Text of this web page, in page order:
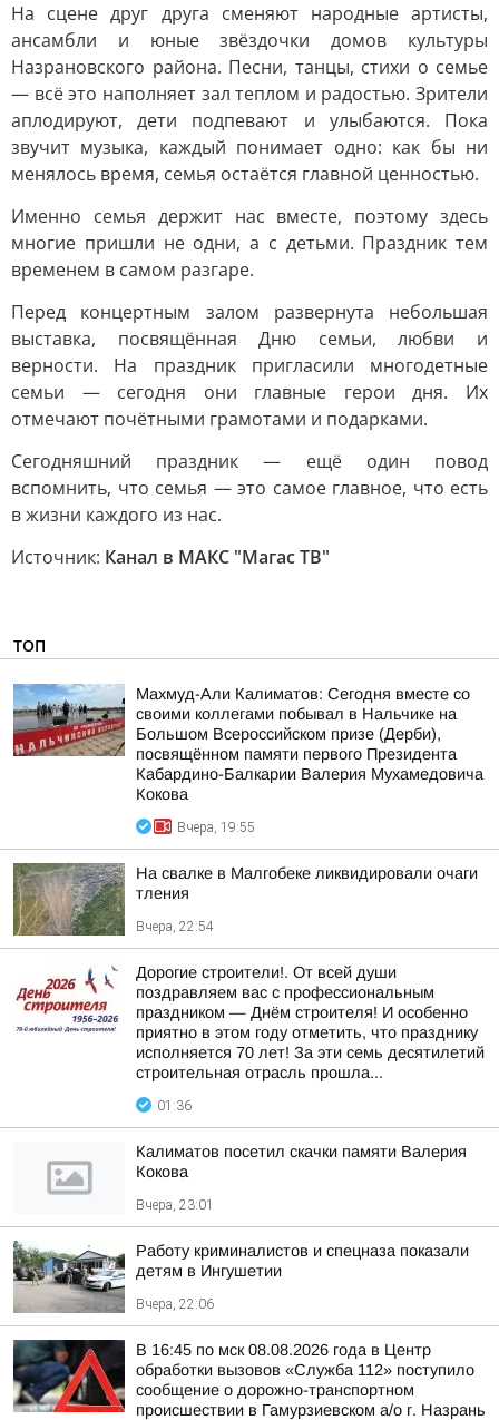
На сцене друг друга сменяют народные артисты,
ансамбли и юные звёздочки домов культуры
Назрановского района. Песни, танцы, стихи о семье
— всё это наполняет зал теплом и радостью. Зрители
аплодируют, дети подпевают и улыбаются. Пока
звучит музыка, каждый понимает одно: как бы ни
менялось время, семья остаётся главной ценностью.
Именно семья держит нас вместе, поэтому здесь
многие пришли не одни, а с детьми. Праздник тем
временем в самом разгаре.
Перед концертным залом развернута небольшая
выставка, посвящённая Дню семьи, любви и
верности. На праздник пригласили многодетные
семьи — сегодня они главные герои дня. Их
отмечают почётными грамотами и подарками.
Сегодняшний праздник — ещё один повод
вспомнить, что семья — это самое главное, что есть
в жизни каждого из нас.
Источник: Канал в МАКС "Магас ТВ"
ТОП
Махмуд-Али Калиматов: Сегодня вместе со
своими коллегами побывал в Нальчике на
Большом Всероссийском призе (Дерби),
посвящённом памяти первого Президента
Кабардино-Балкарии Валерия Мухамедовича
Кокова
Вчера, 19:55
На свалке в Малгобеке ликвидировали очаги
тления
Вчера, 22:54
Дорогие строители!. От всей души
поздравляем вас с профессиональным
праздником — Днём строителя! И особенно
приятно в этом году отметить, что празднику
исполняется 70 лет! За эти семь десятилетий
строительная отрасль прошла...
01:36
Калиматов посетил скачки памяти Валерия
Кокова
Вчера, 23:01
Работу криминалистов и спецназа показали
детям в Ингушетии
Вчера, 22:06
В 16:45 по мск 08.08.2026 года в Центр
обработки вызовов «Служба 112» поступило
сообщение о дорожно-транспортном
происшествии в Гамурзиевском а/о г. Назрань